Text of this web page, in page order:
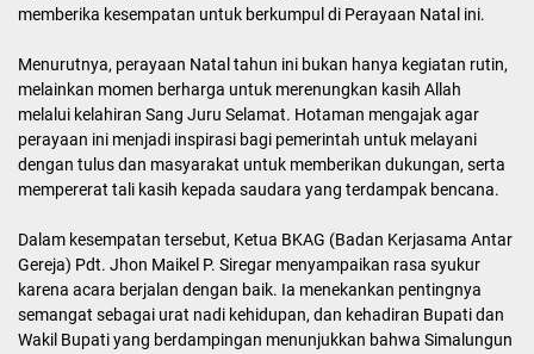
memberika kesempatan untuk berkumpul di Perayaan Natal ini.
Menurutnya, perayaan Natal tahun ini bukan hanya kegiatan rutin,
melainkan momen berharga untuk merenungkan kasih Allah
melalui kelahiran Sang Juru Selamat. Hotaman mengajak agar
perayaan ini menjadi inspirasi bagi pemerintah untuk melayani
dengan tulus dan masyarakat untuk memberikan dukungan, serta
mempererat tali kasih kepada saudara yang terdampak bencana.
Dalam kesempatan tersebut, Ketua BKAG (Badan Kerjasama Antar
Gereja) Pdt. Jhon Maikel P. Siregar menyampaikan rasa syukur
karena acara berjalan dengan baik. Ia menekankan pentingnya
semangat sebagai urat nadi kehidupan, dan kehadiran Bupati dan
Wakil Bupati yang berdampingan menunjukkan bahwa Simalungun